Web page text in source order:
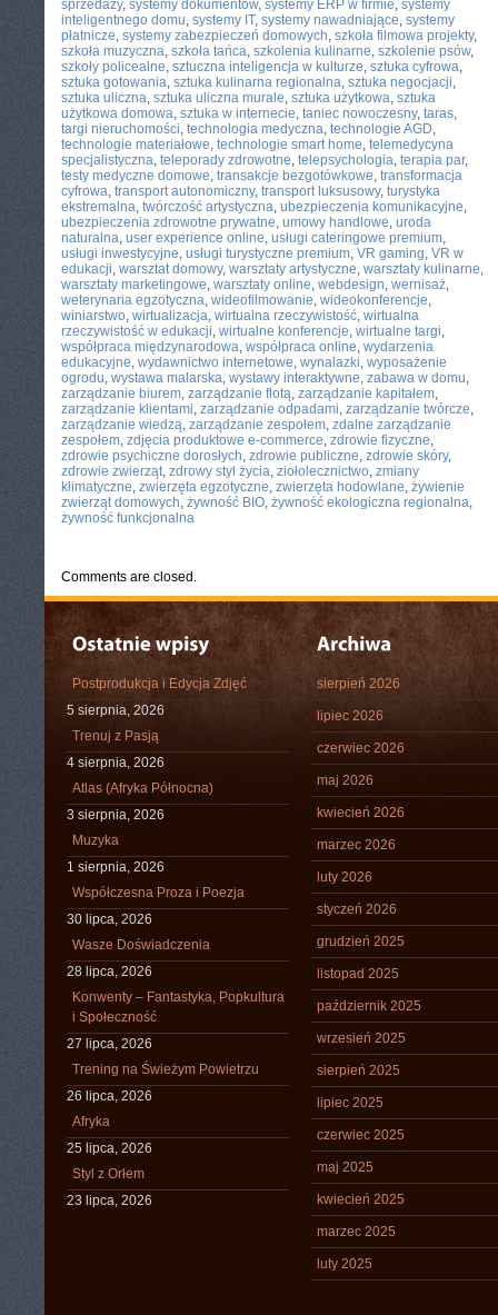
sprzedaży, systemy dokumentów, systemy ERP w firmie, systemy
inteligentnego domu, systemy IT, systemy nawadniające, systemy
płatnicze, systemy zabezpieczeń domowych, szkoła filmowa projekty,
szkoła muzyczna, szkoła tańca, szkolenia kulinarne, szkolenie psów,
szkoły policealne, sztuczna inteligencja w kulturze, sztuka cyfrowa,
sztuka gotowania, sztuka kulinarna regionalna, sztuka negocjacji,
sztuka uliczna, sztuka uliczna murale, sztuka użytkowa, sztuka
użytkowa domowa, sztuka w internecie, taniec nowoczesny, taras,
targi nieruchomości, technologia medyczna, technologie AGD,
technologie materiałowe, technologie smart home, telemedycyna
specjalistyczna, teleporady zdrowotne, telepsychologia, terapia par,
testy medyczne domowe, transakcje bezgotówkowe, transformacja
cyfrowa, transport autonomiczny, transport luksusowy, turystyka
ekstremalna, twórczość artystyczna, ubezpieczenia komunikacyjne,
ubezpieczenia zdrowotne prywatne, umowy handlowe, uroda
naturalna, user experience online, usługi cateringowe premium,
usługi inwestycyjne, usługi turystyczne premium, VR gaming, VR w
edukacji, warsztat domowy, warsztaty artystyczne, warsztaty kulinarne,
warsztaty marketingowe, warsztaty online, webdesign, wernisaż,
weterynaria egzotyczna, wideofilmowanie, wideokonferencje,
winiarstwo, wirtualizacja, wirtualna rzeczywistość, wirtualna
rzeczywistość w edukacji, wirtualne konferencje, wirtualne targi,
współpraca międzynarodowa, współpraca online, wydarzenia
edukacyjne, wydawnictwo internetowe, wynalazki, wyposażenie
ogrodu, wystawa malarska, wystawy interaktywne, zabawa w domu,
zarządzanie biurem, zarządzanie flotą, zarządzanie kapitałem,
zarządzanie klientami, zarządzanie odpadami, zarządzanie twórcze,
zarządzanie wiedzą, zarządzanie zespołem, zdalne zarządzanie
zespołem, zdjęcia produktowe e-commerce, zdrowie fizyczne,
zdrowie psychiczne dorosłych, zdrowie publiczne, zdrowie skóry,
zdrowie zwierząt, zdrowy styl życia, ziołolecznictwo, zmiany
klimatyczne, zwierzęta egzotyczne, zwierzęta hodowlane, żywienie
zwierząt domowych, żywność BIO, żywność ekologiczna regionalna,
żywność funkcjonalna
Comments are closed.
Postprodukcja i Edycja Zdjęć
5 sierpnia, 2026
Trenuj z Pasją
4 sierpnia, 2026
Atlas (Afryka Północna)
3 sierpnia, 2026
Muzyka
1 sierpnia, 2026
Współczesna Proza i Poezja
30 lipca, 2026
Wasze Doświadczenia
28 lipca, 2026
Konwenty – Fantastyka, Popkultura
i Społeczność
27 lipca, 2026
Trening na Świeżym Powietrzu
26 lipca, 2026
Afryka
25 lipca, 2026
Styl z Orłem
23 lipca, 2026
sierpień 2026
lipiec 2026
czerwiec 2026
maj 2026
kwiecień 2026
marzec 2026
luty 2026
styczeń 2026
grudzień 2025
listopad 2025
październik 2025
wrzesień 2025
sierpień 2025
lipiec 2025
czerwiec 2025
maj 2025
kwiecień 2025
marzec 2025
luty 2025